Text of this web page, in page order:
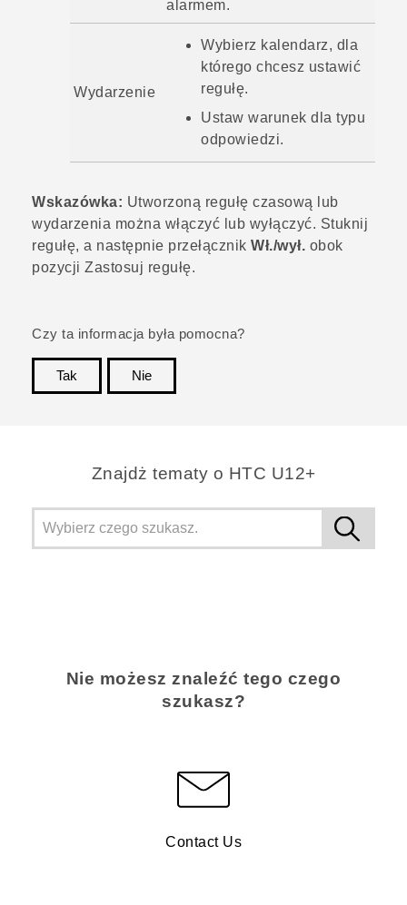
alarmem.
Wydarzenie
Wybierz kalendarz, dla
którego chcesz ustawić
regułę.
Ustaw warunek dla typu
odpowiedzi.
Wskazówka: Utworzoną regułę czasową lub
wydarzenia można włączyć lub wyłączyć. Stuknij
regułę, a następnie przełącznik Wł./wył. obok
pozycji Zastosuj regułę.
Czy ta informacja była pomocna?
Tak
Nie
Znajdż tematy o HTC U12+
Nie możesz znaleźć tego czego
szukasz?
Contact Us